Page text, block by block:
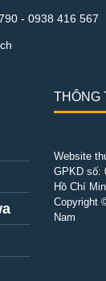
- 0938 416 567
THÔNG
Website
GPKD số:
Hồ Chí
Copyright
Nam